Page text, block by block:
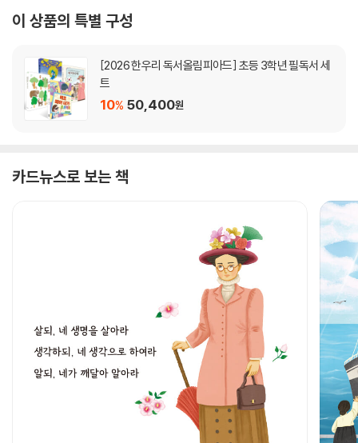
이 상품의 특별 구성
[2026 한우리 독서올림피아드] 초등 3학년 필독서 세
트
10% 50,400원
카드뉴스로 보는 책